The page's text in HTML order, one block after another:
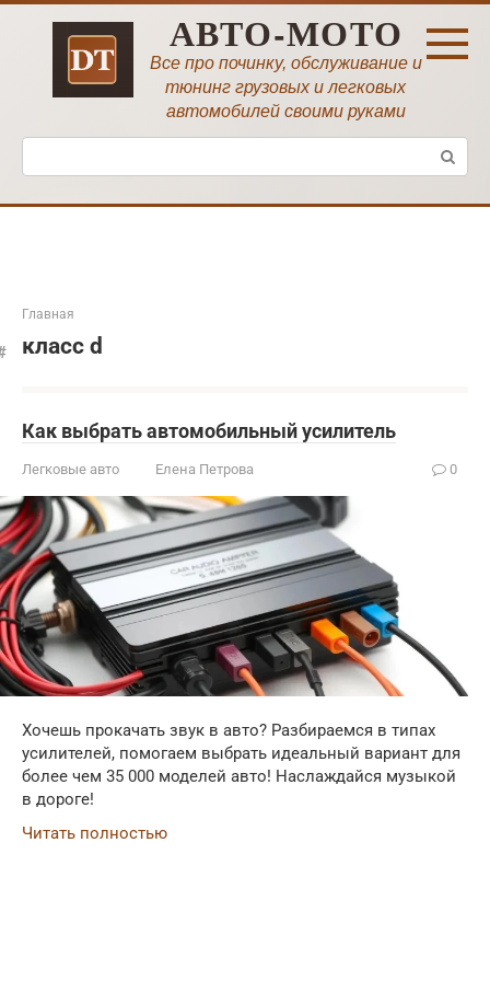
Перейти
АВТО-МОТО
Все про починку, обслуживание и
тюнинг грузовых и легковых
автомобилей своими руками
Поиск:
Главная
класс d
Как выбрать автомобильный усилитель
Легковые авто Елена Петрова 0
Хочешь прокачать звук в авто? Разбираемся в типах
усилителей, помогаем выбрать идеальный вариант для
более чем 35 000 моделей авто! Наслаждайся музыкой
в дороге!
Читать полностью